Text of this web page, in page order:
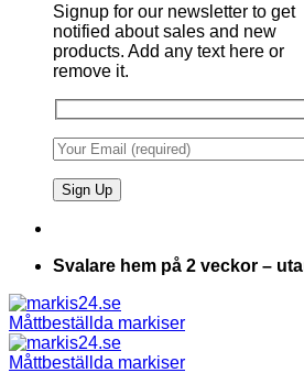
Signup for our newsletter to get
notified about sales and new
products. Add any text here or
remove it.
Svalare hem på 2 veckor –